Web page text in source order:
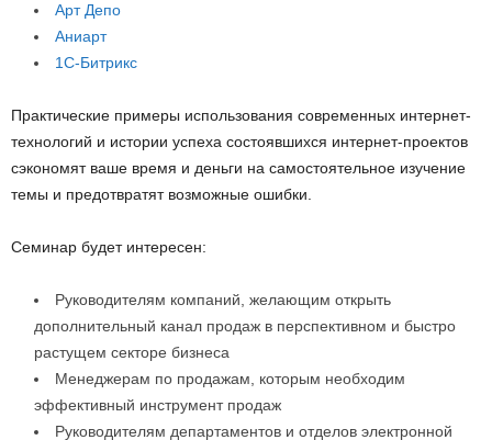
Арт Депо
Аниарт
1С-Битрикс
Практические примеры использования современных интернет-
технологий и истории успеха состоявшихся интернет-проектов
сэкономят ваше время и деньги на самостоятельное изучение
темы и предотвратят возможные ошибки.
Семинар будет интересен:
Руководителям компаний, желающим открыть
дополнительный канал продаж в перспективном и быстро
растущем секторе бизнеса
Менеджерам по продажам, которым необходим
эффективный инструмент продаж
Руководителям департаментов и отделов электронной